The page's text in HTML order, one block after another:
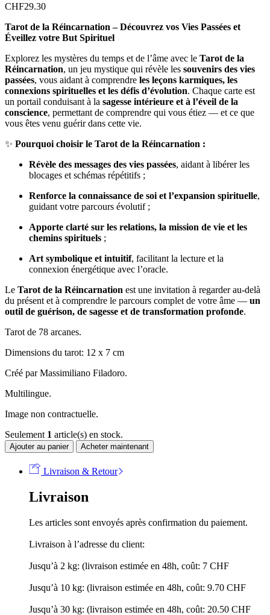
CHF29.30
Tarot de la Réincarnation – Découvrez vos Vies Passées et
Éveillez votre But Spirituel
Explorez les mystères du temps et de l’âme avec le Tarot de la
Réincarnation, un jeu mystique qui révèle les souvenirs des vies
passées, vous aidant à comprendre les leçons karmiques, les
connexions spirituelles et les défis d’évolution. Chaque carte est
un portail conduisant à la sagesse intérieure et à l’éveil de la
conscience, permettant de comprendre qui vous étiez — et ce que
vous êtes venu guérir dans cette vie.
✨ Pourquoi choisir le Tarot de la Réincarnation :
Révèle des messages des vies passées, aidant à libérer les
blocages et schémas répétitifs ;
Renforce la connaissance de soi et l’expansion spirituelle,
guidant votre parcours évolutif ;
Apporte clarté sur les relations, la mission de vie et les
chemins spirituels ;
Art symbolique et intuitif, facilitant la lecture et la
connexion énergétique avec l’oracle.
Le Tarot de la Réincarnation est une invitation à regarder au-delà
du présent et à comprendre le parcours complet de votre âme — un
outil de guérison, de sagesse et de transformation profonde.
Tarot de 78 arcanes.
Dimensions du tarot: 12 x 7 cm
Créé par Massimiliano Filadoro.
Multilingue.
Image non contractuelle.
Seulement 1 article(s) en stock.
Ajouter au panier Acheter maintenant
Livraison & Retour
Livraison
Les articles sont envoyés après confirmation du paiement.
Livraison à l’adresse du client:
Jusqu’à 2 kg: (livraison estimée en 48h, coût: 7 CHF
Jusqu’à 10 kg: (livraison estimée en 48h, coût: 9.70 CHF
Jusqu’à 30 kg: (livraison estimée en 48h, coût: 20.50 CHF